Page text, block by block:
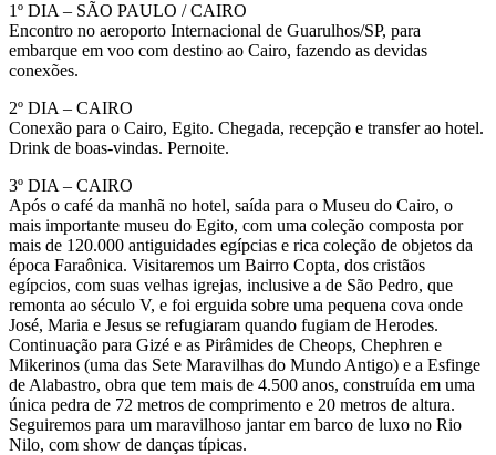
1º DIA – SÃO PAULO / CAIRO
Encontro no aeroporto Internacional de Guarulhos/SP, para
embarque em voo com destino ao Cairo, fazendo as devidas
conexões.
2º DIA – CAIRO
Conexão para o Cairo, Egito. Chegada, recepção e transfer ao hotel.
Drink de boas-vindas. Pernoite.
3º DIA – CAIRO
Após o café da manhã no hotel, saída para o Museu do Cairo, o
mais importante museu do Egito, com uma coleção composta por
mais de 120.000 antiguidades egípcias e rica coleção de objetos da
época Faraônica. Visitaremos um Bairro Copta, dos cristãos
egípcios, com suas velhas igrejas, inclusive a de São Pedro, que
remonta ao século V, e foi erguida sobre uma pequena cova onde
José, Maria e Jesus se refugiaram quando fugiam de Herodes.
Continuação para Gizé e as Pirâmides de Cheops, Chephren e
Mikerinos (uma das Sete Maravilhas do Mundo Antigo) e a Esfinge
de Alabastro, obra que tem mais de 4.500 anos, construída em uma
única pedra de 72 metros de comprimento e 20 metros de altura.
Seguiremos para um maravilhoso jantar em barco de luxo no Rio
Nilo, com show de danças típicas.